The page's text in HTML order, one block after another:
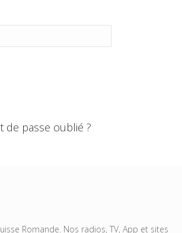
de passe oublié ?
Romande. Nos radios, TV, App et sites